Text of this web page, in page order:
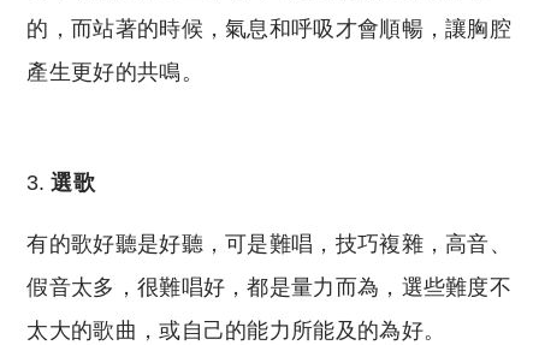
的，而站著的時候，氣息和呼吸才會順暢，讓胸腔
產生更好的共鳴。
選歌
有的歌好聽是好聽，可是難唱，技巧複雜，高音、
假音太多，很難唱好，都是量力而為，選些難度不
太大的歌曲，或自己的能力所能及的為好。